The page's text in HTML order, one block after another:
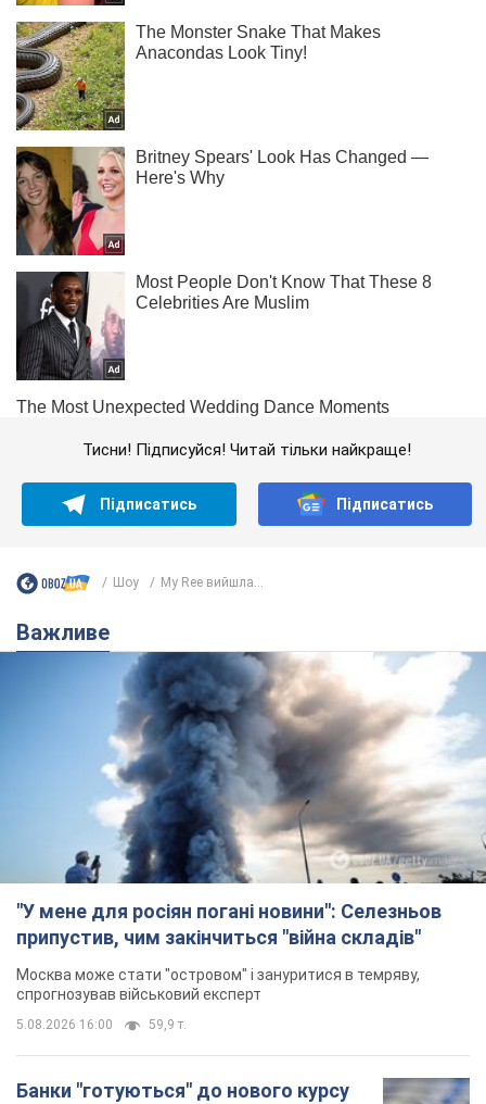
Тисни! Підписуйся! Читай тільки найкраще!
Підписатись Підписатись
Шоу My Ree вийшла...
Важливе
"У мене для росіян погані новини": Селезньов
припустив, чим закінчиться "війна складів"
Москва може стати "островом" і зануритися в темряву,
спрогнозував військовий експерт
5.08.2026 16:00 59,9 т.
Банки "готуються" до нового курсу